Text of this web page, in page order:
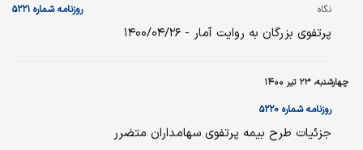
نگاه روزنامه شماره ۵۲۲۱
پرتفوی بزرگان به روایت آمار - ۱۴۰۰/۰۴/۲۶
چهارشنبه، ۲۳ تیر ۱۴۰۰
روزنامه شماره ۵۲۲۰
جزئیات طرح بیمه پرتفوی سهامداران متضرر